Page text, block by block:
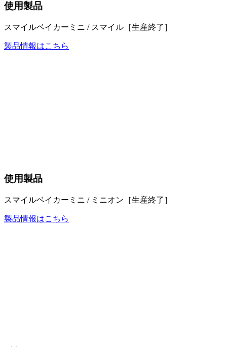
使用製品
スマイルベイカーミニ / スマイル［生産終了］
製品情報はこちら
使用製品
スマイルベイカーミニ / ミニオン［生産終了］
製品情報はこちら